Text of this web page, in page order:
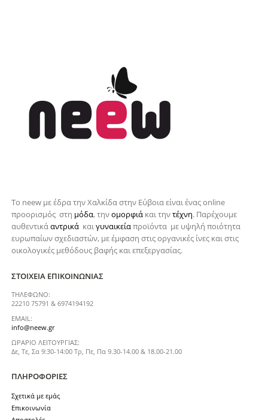
Το neew με έδρα την Xαλκίδα στην Εύβοια είναι ένας online
προορισμός στη μόδα, τηνομορφιά και τηντέχνη. Παρέχουμε
αυθεντικάαντρικά καιγυναικείαπροϊόντα με υψηλή ποιότητα
ευρωπαίων σχεδιαστών, με έμφαση στις οργανικές ίνες και στις
οικολογικές μεθόδους βαφής και επεξεργασίας.
ΣΤΟΙΧΕΊΑ ΕΠΙΚΟΙΝΩΝΊΑΣ
ΤΗΛΈΦΩΝΟ:
22210 75791 & 6974194192
EMAIL:
info@neew.gr
ΩΡΆΡΙΟ ΛΕΙΤΟΥΡΓΊΑΣ:
Δε, Τε, Σα 9:30-14:00 Τρ, Πε, Πα 9.30-14.00 & 18.00-21.00
ΠΛΗΡΟΦΟΡΊΕΣ
Σχετικά με εμάς
Επικοινωνία